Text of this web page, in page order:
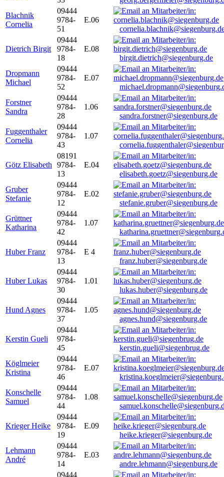
Blachnik
Cornelia
09444
9784-
51
E.06
Dietrich Birgit
09444
9784-
18
E.08
birgit.dietrich@siegenburg.de
Dropmann
Michael
09444
9784-
52
E.07
Forstner
Sandra
09444
9784-
28
1.06
sandra.forstner@siegenburg.de
Fuggenthaler
Cornelia
09444
9784-
43
1.07
Götz Elisabeth
08191
9784-
13
E.04
elisabeth.goetz@siegenburg.de
Gruber
Stefanie
09444
9784-
12
E.02
stefanie.gruber@siegenburg.de
Grüttner
Katharina
09444
9784-
42
1.07
Huber Franz
09444
9784-
13
E 4
franz.huber@siegenburg.de
Huber Lukas
09444
9784-
30
1.01
lukas.huber@siegenburg.de
Hund Agnes
09444
9784-
37
1.05
agnes.hund@siegenburg.de
Kerstin Gueli
09444
9784-
45
kerstin.gueli@siegenbrug.de
Köglmeier
Kristina
09444
9784-
46
E.07
Konschelle
Samuel
09444
9784-
44
1.08
Krieger Heike
09444
9784-
19
E.09
heike.krieger@siegenburg.de
Lehmann
André
09444
9784-
14
E.03
andre.lehmann@siegenburg.de
09444